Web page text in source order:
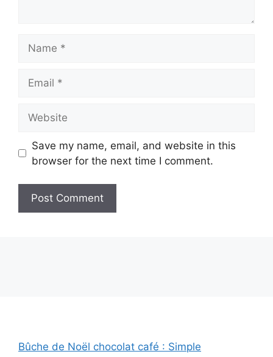
Save my name, email, and website in this
browser for the next time I comment.
Bûche de Noël chocolat café : Simple